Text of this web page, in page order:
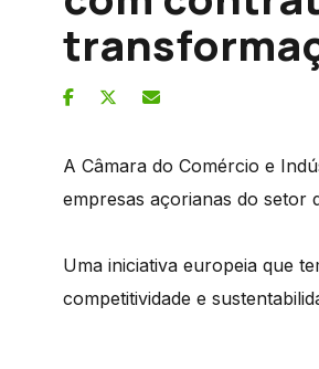
A Câmara do Comércio e
empresas açorianas do setor
Uma iniciativa europeia que
competitividade e